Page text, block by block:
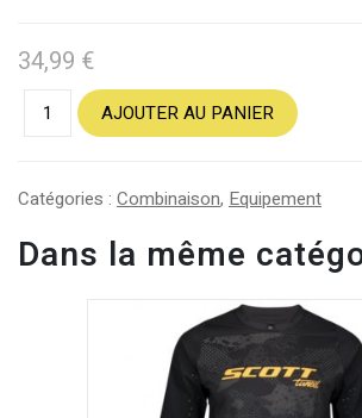
34,99 €
AJOUTER AU PANIER
Catégories : Combinaison, Equipement
Dans la même
This
product
has